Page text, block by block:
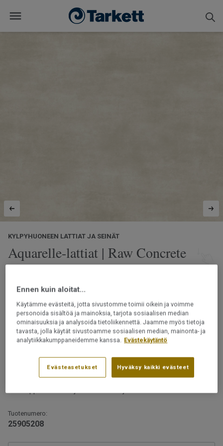
KYLPYHUONEEN LATTIAT JA SEINÄT
Aquarelle-lattiat | Raw Concrete
Grege
Luonnosta inspiroituneet Aquarelle-märkätilalattiat
tarjoavat laajan valikoiman kuoseja ja värejä. Valitse
luonnonmukaisista kivi-, betoni- ja marmorikuoseista,
klassisesta kalanruotokuviosta tai eteläisemmistä
leveysasteista inspiraationsa saaneista designeista.
Päällysteet saa asentaa märkätiloihin vain
kuosia ei ole mahdollista kuviokohdistaa.
Lue lisää
Ftalaatiton
Vesitiivis rakenne
Suojaavan pintakerroksen ansiosta lattia on
Tuotenumero:
25905208
Ennen kuin aloitat...
Käytämme evästeitä, jotta sivustomme toimii oikein ja voimme
personoida sisältöä ja mainoksia, tarjota sosiaalisen median
ominaisuuksia ja analysoida tietoliikennettä. Jaamme myös tietoja
tavasta, jolla käytät sivustoamme sosiaalisen median, mainonta- ja
analytiikkakumppaneidemme kanssa. Evästekäytäntö
Evästeasetukset Hyväksy kaikki evästeet